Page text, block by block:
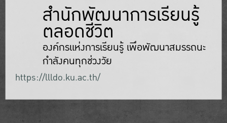
สำนักพัฒนาการเรียนรู้
ตลอดชีวิต
องค์กรแห่งการเรียนรู้ เพื่อพัฒนาสมรรถนะ
กำลังคนทุกช่วงวัย
https://llldo.ku.ac.th/